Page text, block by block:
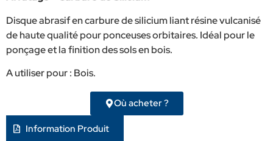
Disque abrasif en carbure de silicium liant résine vulcanisé
de haute qualité pour ponceuses orbitaires. Idéal pour le
ponçage et la finition des sols en bois.
A utiliser pour : Bois.
Où acheter ?
Information Produit